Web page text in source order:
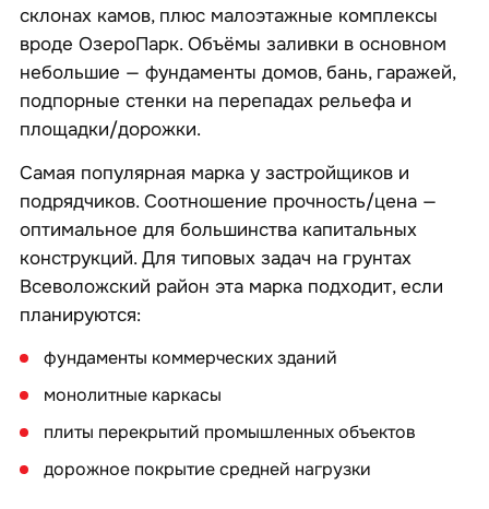
склонах камов, плюс малоэтажные комплексы
вроде ОзероПарк. Объёмы заливки в основном
небольшие — фундаменты домов, бань, гаражей,
подпорные стенки на перепадах рельефа и
площадки/дорожки.
Самая популярная марка у застройщиков и
подрядчиков. Соотношение прочность/цена —
оптимальное для большинства капитальных
конструкций. Для типовых задач на грунтах
Всеволожский район эта марка подходит, если
планируются:
фундаменты коммерческих зданий
монолитные каркасы
плиты перекрытий промышленных объектов
дорожное покрытие средней нагрузки